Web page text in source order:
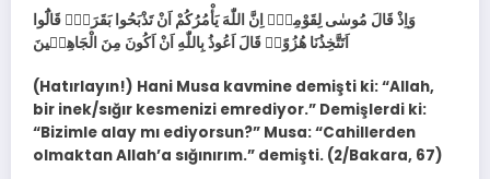
وَاِذْ قَالَ مُوسٰى لِقَوْمِه۪ٓ اِنَّ اللّٰهَ يَأْمُرُكُمْ اَنْ تَذْبَحُوا بَقَرَةًۜ قَالُٓوا
اَتَتَّخِذُنَا هُزُوًاۜ قَالَ اَعُوذُ بِاللّٰهِ اَنْ اَكُونَ مِنَ الْجَاهِل۪ينَ
(Hatırlayın!) Hani Musa kavmine demişti ki: “Allah,
bir inek/sığır kesmenizi emrediyor.” Demişlerdi ki:
“Bizimle alay mı ediyorsun?” Musa: “Cahillerden
olmaktan Allah’a sığınırım.” demişti. (2/Bakara, 67)